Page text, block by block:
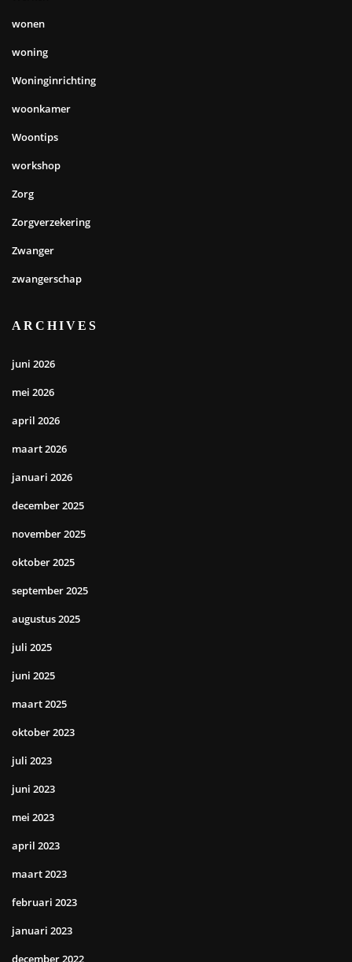
wonen
woning
Woninginrichting
woonkamer
Woontips
workshop
Zorg
Zorgverzekering
Zwanger
zwangerschap
ARCHIVES
juni 2026
mei 2026
april 2026
maart 2026
januari 2026
december 2025
november 2025
oktober 2025
september 2025
augustus 2025
juli 2025
juni 2025
maart 2025
oktober 2023
juli 2023
juni 2023
mei 2023
april 2023
maart 2023
februari 2023
januari 2023
december 2022